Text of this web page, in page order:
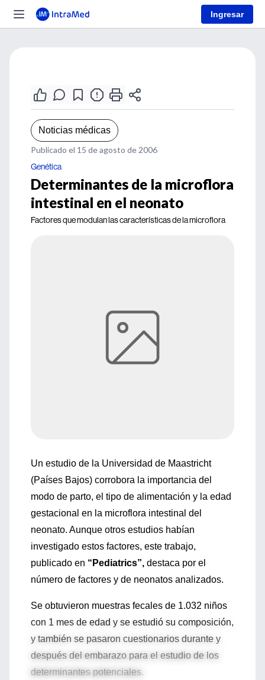
Ingresar
Noticias médicas
Publicado el 15 de agosto de 2006
Genética
Determinantes de la microflora
intestinal en el neonato
Factores que modulan las características de la microflora
Un estudio de la Universidad de Maastricht
(Países Bajos) corrobora la importancia del
modo de parto, el tipo de alimentación y la edad
gestacional en la microflora intestinal del
neonato. Aunque otros estudios habían
investigado estos factores, este trabajo,
publicado en “Pediatrics”, destaca por el
número de factores y de neonatos analizados.
Se obtuvieron muestras fecales de 1.032 niños
con 1 mes de edad y se estudió su composición,
y también se pasaron cuestionarios durante y
después del embarazo para el estudio de los
determinantes potenciales.